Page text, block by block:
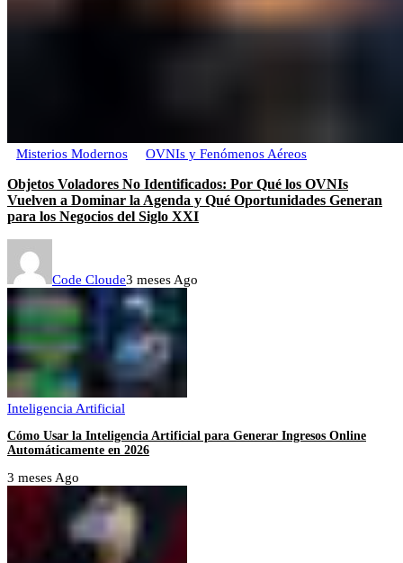
Misterios Modernos OVNIs y Fenómenos Aéreos
Objetos Voladores No Identificados: Por Qué los OVNIs
Vuelven a Dominar la Agenda y Qué Oportunidades Generan
para los Negocios del Siglo XXI
Code Cloude3 meses Ago
Inteligencia Artificial
Cómo Usar la Inteligencia Artificial para Generar Ingresos Online
Automáticamente en 2026
3 meses Ago